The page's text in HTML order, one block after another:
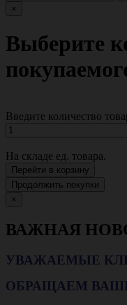
×
Выберите
Введите количество
На складе ед. товара.
Перейти в корзину
Продолжить покупки
×
ВАЖНАЯ
УВАЖАЕМЫЕ
ОБРАЩАЕМ